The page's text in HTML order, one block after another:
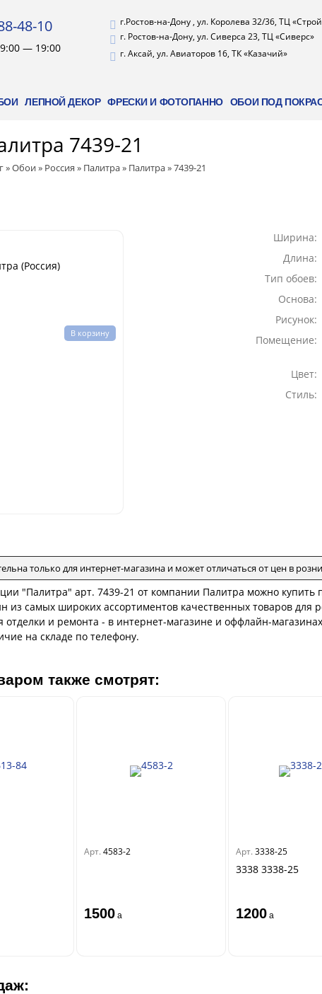
48-10
— 19:00
г.Ростов-на-Дону , ул. Королева 32/36, ТЦ
г. Ростов-на-Дону, ул. Сиверса 23, ТЦ «Сиверс»
г. Аксай, ул. Авиаторов 16, ТК «Казачий»
ЛЕПНОЙ ДЕКОР ФРЕСКИ И ФОТОПАННО ОБОИ ПОД
7439-21
»Обои» Россия » Палитра» Палитра»7439-21
(Россия)
В корзину
Ширина:
Длина:
Тип обоев:
Основа:
Рисунок:
Помещение:
Цвет:
Стиль:
только для интернет-магазина и может отличаться от цен в
"Палитра" арт. 7439-21 от компании Палитра можно
из самых широких ассортиментов качественных товаров для
отделки и ремонта - в интернет-магазине и оффлайн-
на складе по телефону.
также смотрят:
Арт. 4583-2
1500 a
Арт. 3338-25
3338 3338-25
1200 a